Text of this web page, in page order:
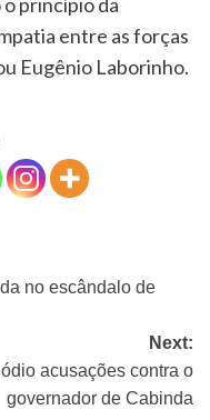
entre as forças
Eugênio Laborinho.
no escândalo de
Next:
acusações contra o
governador de Cabinda